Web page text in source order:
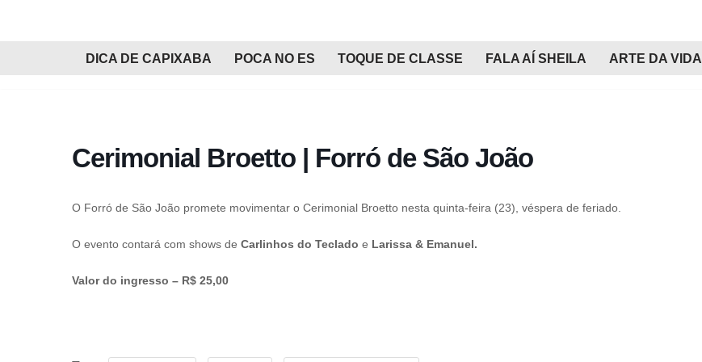
DICA DE CAPIXABA POCA NO ES TOQUE DE CLASSE FALA AÍ SHEILA ARTE DA VIDA
Cerimonial Broetto | Forró de São João
O Forró de São João promete movimentar o Cerimonial Broetto nesta quinta-feira (23), véspera de feriado.
O evento contará com shows de Carlinhos do Teclado e Larissa & Emanuel.
Valor do ingresso – R$ 25,00